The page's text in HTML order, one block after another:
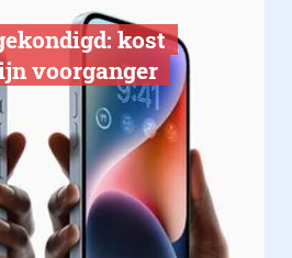
kost
voorganger